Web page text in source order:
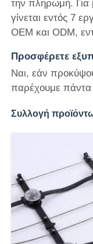
την πληρωμή. Για
γίνεται εντός 7
OEM και ODM,
Προσφέρετε
Ναι, εάν
παρέχουμε πάντα
Συλλογή